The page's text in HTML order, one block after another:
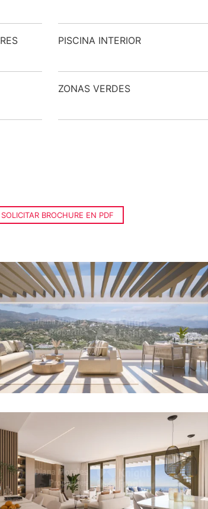
PISCINA INTERIOR
ZONAS VERDES
SOLICITAR BROCHURE EN PDF